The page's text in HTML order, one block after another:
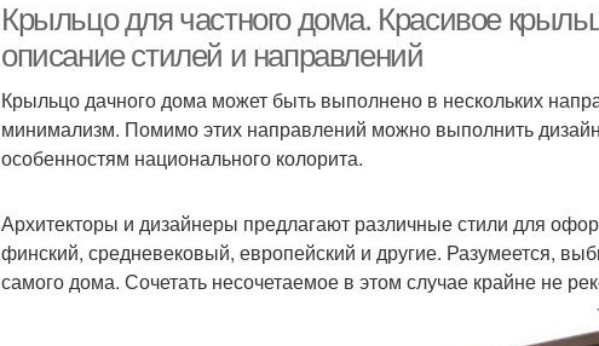
Крыльцо для частного дома. Красивое
описание стилей и направлений
Крыльцо дачного дома может быть выполнено в нескольких
минимализм. Помимо этих направлений можно выполнить
особенностям национального колорита.
Архитекторы и дизайнеры предлагают различные стили для
финский, средневековый, европейский и другие. Разумеется,
самого дома. Сочетать несочетаемое в этом случае крайне не